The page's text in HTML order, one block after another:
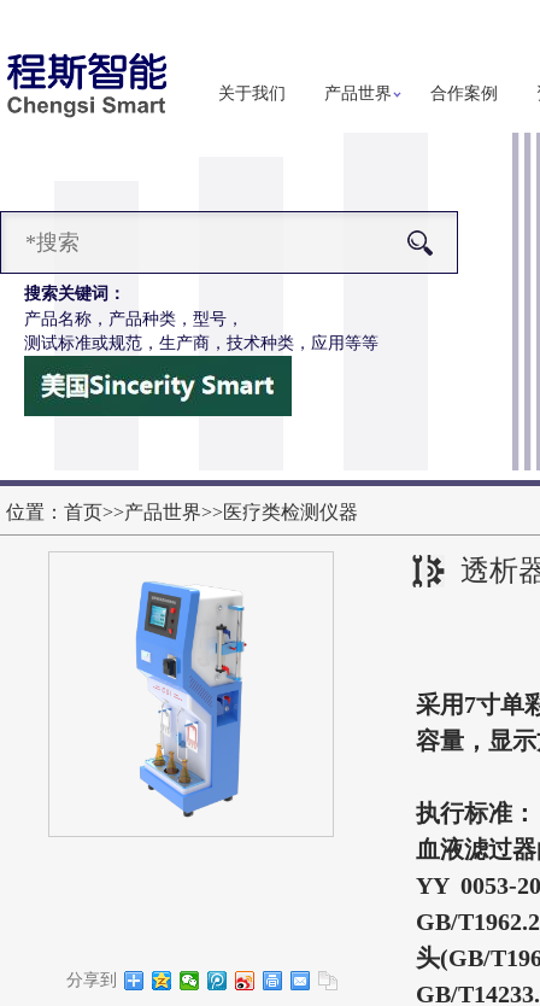
关于我们 产品世界 合作案例
搜索关键词：
产品名称，产品种类，型号，
测试标准或规范，生产商，技术种类，应用等等
电动轮椅车按键开关耐用性测试仪
位置： 首页>>产品世界>>医疗类检测仪器
透析
分享到
采用7寸单
容量，显
执行标准：
血液滤过
YY 0053-
GB/
头(GB/
GB/